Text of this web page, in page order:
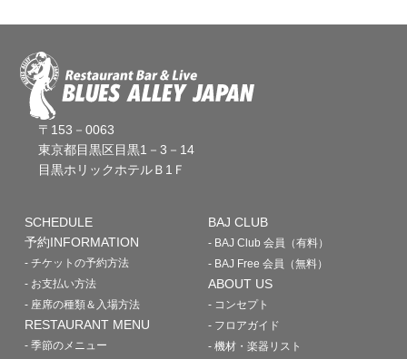
〒153－0063
東京都目黒区目黒1－3－14
目黒ホリックホテルＢ1Ｆ
SCHEDULE
予約INFORMATION
- チケットの予約方法
- お支払い方法
- 座席の種類＆入場方法
RESTAURANT MENU
- 季節のメニュー
BAJ CLUB
- BAJ Club 会員（有料）
- BAJ Free 会員（無料）
ABOUT US
- コンセプト
- フロアガイド
- 機材・楽器リスト